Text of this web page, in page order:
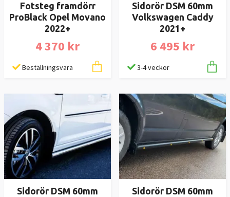
Fotsteg framdörr
ProBlack Opel Movano
2022+
4 370 kr
Beställningsvara
Sidorör DSM 60mm
Volkswagen Caddy
2021+
6 495 kr
3-4 veckor
Sidorör DSM 60mm
Sidorör DSM 60mm